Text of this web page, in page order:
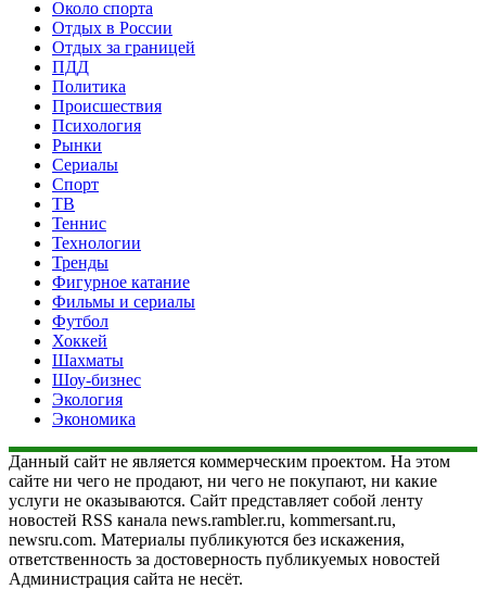
Около спорта
Отдых в России
Отдых за границей
ПДД
Политика
Происшествия
Психология
Рынки
Сериалы
Спорт
ТВ
Теннис
Технологии
Тренды
Фигурное катание
Фильмы и сериалы
Футбол
Хоккей
Шахматы
Шоу-бизнес
Экология
Экономика
Данный сайт не является коммерческим проектом. На этом
сайте ни чего не продают, ни чего не покупают, ни какие
услуги не оказываются. Сайт представляет собой ленту
новостей RSS канала news.rambler.ru, kommersant.ru,
newsru.com. Материалы публикуются без искажения,
ответственность за достоверность публикуемых новостей
Администрация сайта не несёт.